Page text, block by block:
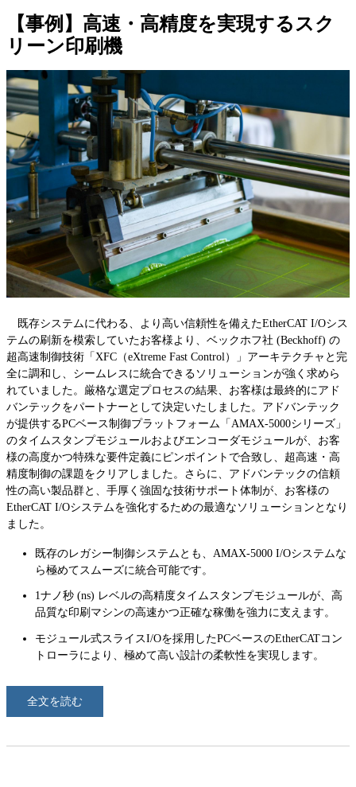
【事例】高速・高精度を実現するスク
リーン印刷機
既存システムに代わる、より高い信頼性を備えたEtherCAT I/Oシス
テムの刷新を模索していたお客様より、ベックホフ社 (Beckhoff) の
超高速制御技術「XFC（eXtreme Fast Control）」アーキテクチャと完
全に調和し、シームレスに統合できるソリューションが強く求めら
れていました。厳格な選定プロセスの結果、お客様は最終的にアド
バンテックをパートナーとして決定いたしました。アドバンテック
が提供するPCベース制御プラットフォーム「AMAX-5000シリーズ」
のタイムスタンプモジュールおよびエンコーダモジュールが、お客
様の高度かつ特殊な要件定義にピンポイントで合致し、超高速・高
精度制御の課題をクリアしました。さらに、アドバンテックの信頼
性の高い製品群と、手厚く強固な技術サポート体制が、お客様の
EtherCAT I/Oシステムを強化するための最適なソリューションとなり
ました。
既存のレガシー制御システムとも、AMAX-5000 I/Oシステムな
ら極めてスムーズに統合可能です。
1ナノ秒 (ns) レベルの高精度タイムスタンプモジュールが、高
品質な印刷マシンの高速かつ正確な稼働を強力に支えます。
モジュール式スライスI/Oを採用したPCベースのEtherCATコン
トローラにより、極めて高い設計の柔軟性を実現します。
全文を読む